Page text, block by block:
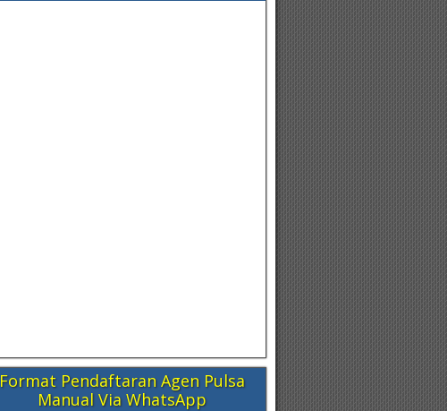
Format Pendaftaran Agen Pulsa
Manual Via WhatsApp